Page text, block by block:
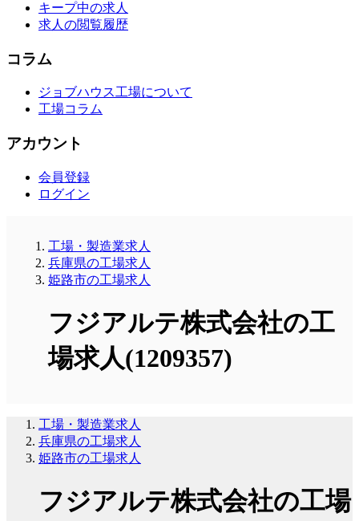
キープ中の求人
求人の閲覧履歴
コラム
ジョブハウス工場について
工場コラム
アカウント
会員登録
ログイン
工場・製造業求人
兵庫県の工場求人
姫路市の工場求人
フジアルテ株式会社の工
場求人(1209357)
工場・製造業求人
兵庫県の工場求人
姫路市の工場求人
フジアルテ株式会社の工場